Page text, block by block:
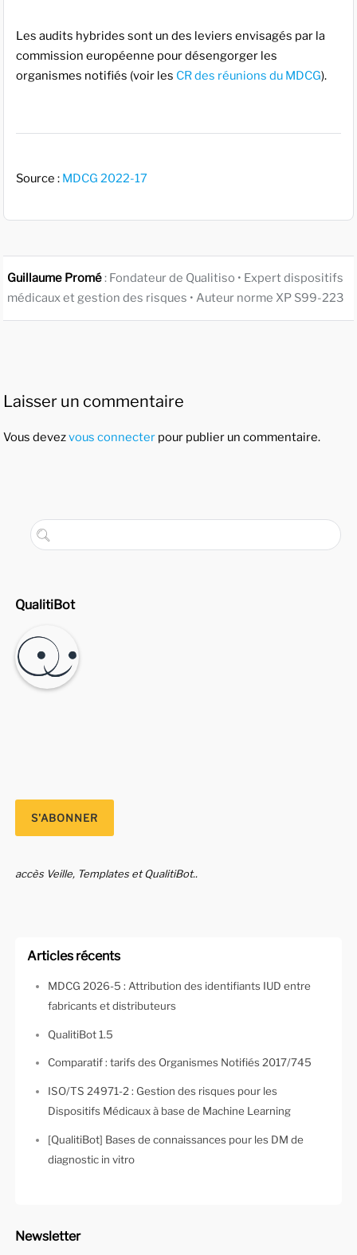
Les audits hybrides sont un des leviers envisagés par la
commission européenne pour désengorger les
organismes notifiés (voir les CR des réunions du MDCG).
Source : MDCG 2022-17
Guillaume Promé: Fondateur de Qualitiso • Expert dispositifs
médicaux et gestion des risques • Auteur norme XP S99-223
Laisser un commentaire
Vous devezvous connecter pour publier un commentaire.
QualitiBot
accès Veille, Templates et QualitiBot..
Articles récents
MDCG 2026-5 : Attribution des identifiants IUD entre
fabricants et distributeurs
QualitiBot 1.5
Comparatif : tarifs des Organismes Notifiés 2017/745
ISO/TS 24971-2 : Gestion des risques pour les
Dispositifs Médicaux à base de Machine Learning
[QualitiBot] Bases de connaissances pour les DM de
diagnostic in vitro
Newsletter